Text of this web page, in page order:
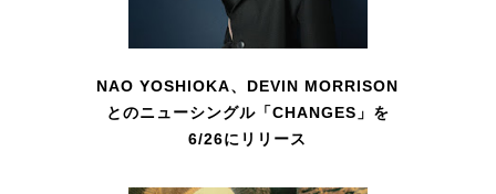
NAO YOSHIOKA、DEVIN MORRISON
とのニューシングル「CHANGES」を
6/26にリリース